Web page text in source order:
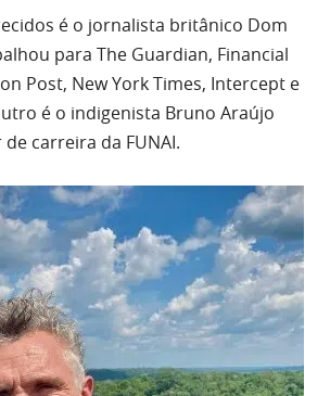
é o jornalista britânico Dom
para The Guardian, Financial
Post, New York Times, Intercept e
é o indigenista Bruno Araújo
carreira da FUNAI.